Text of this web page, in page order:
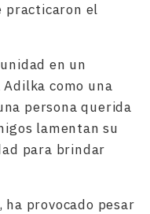
practicaron el
en un
como una
persona querida
lamentan su
para brindar
provocado pesar